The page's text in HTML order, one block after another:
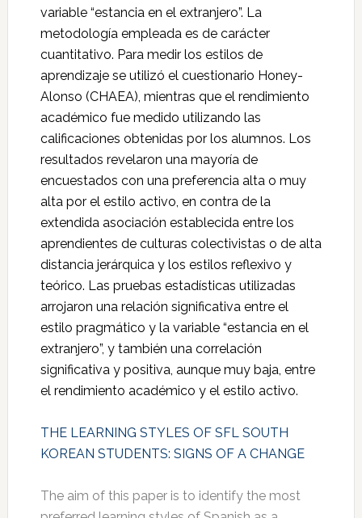
variable “estancia en el extranjero”. La
metodología empleada es de carácter
cuantitativo. Para medir los estilos de
aprendizaje se utilizó el cuestionario Honey-
Alonso (CHAEA), mientras que el rendimiento
académico fue medido utilizando las
calificaciones obtenidas por los alumnos. Los
resultados revelaron una mayoría de
encuestados con una preferencia alta o muy
alta por el estilo activo, en contra de la
extendida asociación establecida entre los
aprendientes de culturas colectivistas o de alta
distancia jerárquica y los estilos reflexivo y
teórico. Las pruebas estadísticas utilizadas
arrojaron una relación significativa entre el
estilo pragmático y la variable “estancia en el
extranjero”, y también una correlación
significativa y positiva, aunque muy baja, entre
el rendimiento académico y el estilo activo.
THE LEARNING STYLES OF SFL SOUTH
KOREAN STUDENTS: SIGNS OF A CHANGE
The aim of this paper is to identify the most